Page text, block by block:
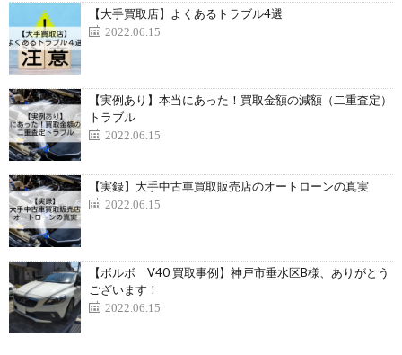
【大手買取店】よくあるトラブル4選
2022.06.15
【実例あり】本当にあった！買取金額の減額（二重査定）
トラブル
2022.06.15
【実録】大手中古車買取販売店のオートローンの真実
2022.06.15
【ボルボ V40 買取事例】神戸市垂水区B様、ありがとう
ございます！
2022.06.15